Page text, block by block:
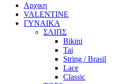
Αρχικη
VALENTINE
ΓΥΝΑΙΚΑ
ΣΛΙΠΣ
Bikini
Tai
String / Brasil
Lace
Classic